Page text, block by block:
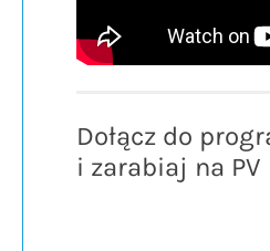
Dołącz do
i zarabiaj na PV